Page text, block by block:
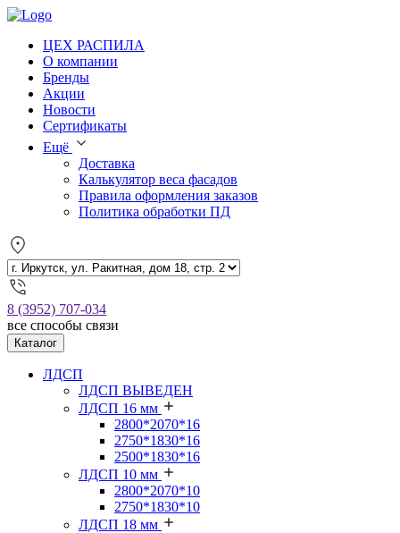
ЦЕХ РАСПИЛА
О компании
Бренды
Акции
Новости
Сертификаты
Ещё
Доставка
Калькулятор веса фасадов
Правила оформления заказов
Политика обработки ПД
8 (3952) 707-034
все способы связи
Каталог
ЛДСП
ЛДСП ВЫВЕДЕН
ЛДСП 16 мм
2800*2070*16
2750*1830*16
2500*1830*16
ЛДСП 10 мм
2800*2070*10
2750*1830*10
ЛДСП 18 мм